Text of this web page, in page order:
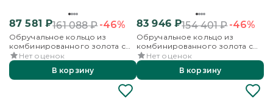
87 581 ₽161 088₽-46%
Обручальное кольцо из
комбинированного золота с
бриллиантами
Нет оценок
В корзину
83 946₽154 401₽-46%
Обручальное кольцо из
комбинированного золота с
бриллиантами
Нет оценок
В корзину